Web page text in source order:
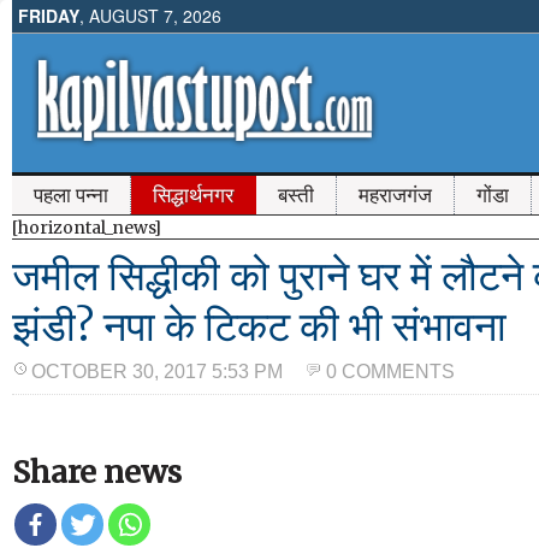
FRIDAY, AUGUST 7, 2026
पहला पन्ना सिद्धार्थनगर बस्ती महराजगंज गोंडा
[horizontal_news]
जमील सिद्धीकी को पुराने घर में लौटने
झंडी? नपा के टिकट की भी संभावना
OCTOBER 30, 2017 5:53 PM 0 COMMENTS
Share news